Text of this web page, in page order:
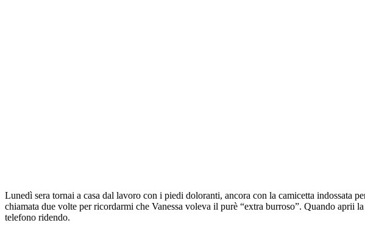
Lunedì sera tornai a casa dal lavoro con i piedi doloranti, ancora con la camicetta indossata
chiamata due volte per ricordarmi che Vanessa voleva il purè “extra burroso”. Quando aprii
telefono ridendo.